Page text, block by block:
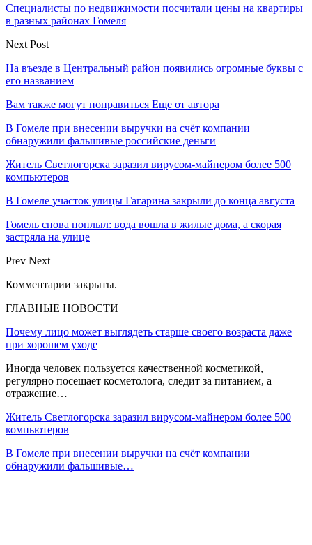
Специалисты по недвижимости посчитали цены на квартиры
в разных районах Гомеля
Next Post
На въезде в Центральный район появились огромные буквы с
его названием
Вам также могут понравиться Еще от автора
В Гомеле при внесении выручки на счёт компании
обнаружили фальшивые российские деньги
Житель Светлогорска заразил вирусом-майнером более 500
компьютеров
В Гомеле участок улицы Гагарина закрыли до конца августа
Гомель снова поплыл: вода вошла в жилые дома, а скорая
застряла на улице
Prev Next
Комментарии закрыты.
ГЛАВНЫЕ НОВОСТИ
Почему лицо может выглядеть старше своего возраста даже
при хорошем уходе
Иногда человек пользуется качественной косметикой,
регулярно посещает косметолога, следит за питанием, а
отражение…
Житель Светлогорска заразил вирусом-майнером более 500
компьютеров
В Гомеле при внесении выручки на счёт компании
обнаружили фальшивые…